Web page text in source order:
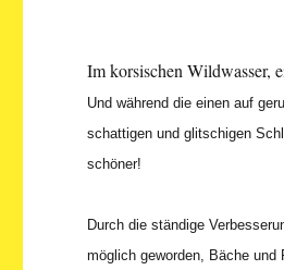
Im korsischen Wildwasser,
Und während die einen auf
schattigen und glitschigen
schöner!
Durch die ständige
möglich geworden, Bäche